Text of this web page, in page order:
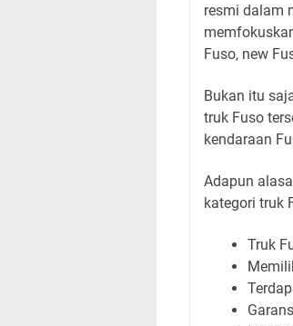
resmi dalam
Fuso, new
Bukan itu
truk Fuso
kendaraan
Adapun
kategori truk
Truk